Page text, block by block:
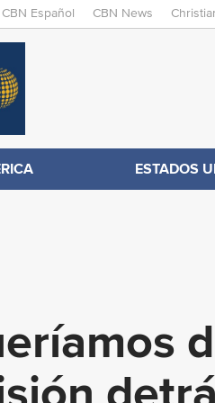
CBN Español CBN News
ESTADOS